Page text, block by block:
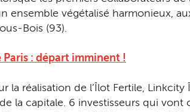
ensemble végétalisé harmonieux,
Bois (93).
: départ imminent !
la réalisation de l’Îlot Fertile,
la capitale. 6 investisseurs qui